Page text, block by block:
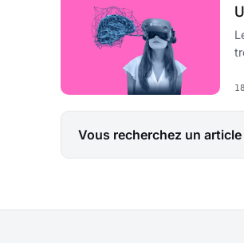
Vous recherchez un